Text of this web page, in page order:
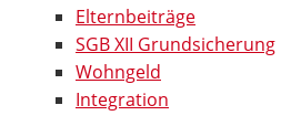
Elternbeiträge
SGB XII Grundsicherung
Wohngeld
Integration